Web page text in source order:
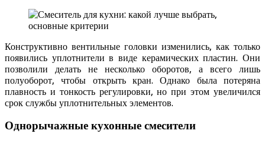
Конструктивно вентильные головки изменились, как только
появились уплотнители в виде керамических пластин. Они
позволили делать не несколько оборотов, а всего лишь
полуоборот, чтобы открыть кран. Однако была потеряна
плавность и тонкость регулировки, но при этом увеличился
срок службы уплотнительных элементов.
Однорычажные кухонные смесители